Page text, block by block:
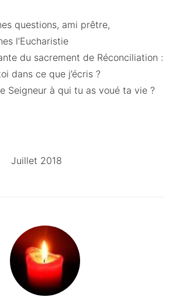
questions, ami prêtre,
l’Eucharistie
du sacrement de Réconciliation :
dans ce que j’écris ?
Seigneur à qui tu as voué ta vie ?
Juillet 2018